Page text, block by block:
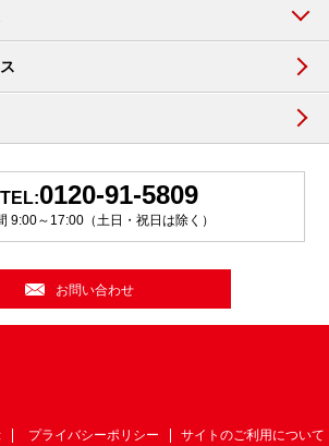
TEL:0120-91-5809
9:00～17:00（土日・祝日は除く）
お問い合わせ
プライバシーポリシー サイトのご利用について